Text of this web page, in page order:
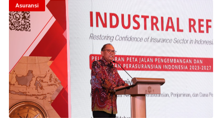
Asuransi